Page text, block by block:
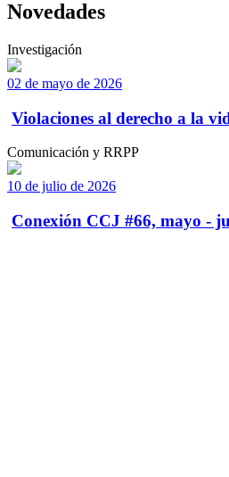
Novedades
Investigación
02 de mayo de 2026
Violaciones al derecho a la
Comunicación y RRPP
10 de julio de 2026
Conexión CCJ #66, mayo -